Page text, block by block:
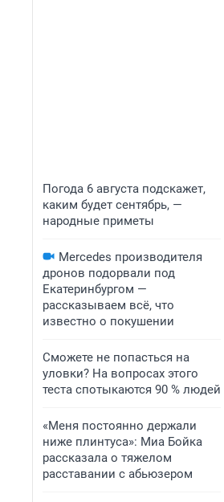
Погода 6 августа подскажет,
каким будет сентябрь, —
народные приметы
Mercedes производителя
дронов подорвали под
Екатеринбургом —
рассказываем всё, что
известно о покушении
Сможете не попасться на
уловки? На вопросах этого
теста спотыкаются 90 % людей
«Меня постоянно держали
ниже плинтуса»: Миа Бойка
рассказала о тяжелом
расставании с абьюзером